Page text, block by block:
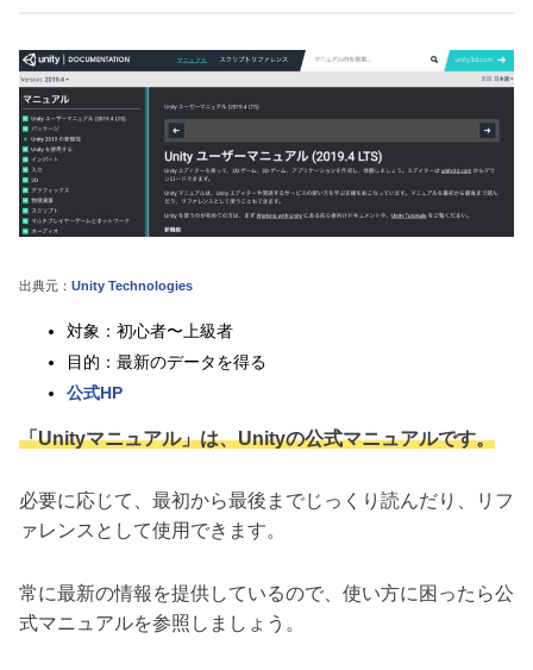
出典元： Unity Technologies
対象：初心者〜上級者
目的：最新のデータを得る
公式HP
「Unityマニュアル」は、Unityの公式マニュアルです。
必要に応じて、最初から最後までじっくり読んだり、リフ
ァレンスとして使用できます。
常に最新の情報を提供しているので、使い方に困ったら公
式マニュアルを参照しましょう。